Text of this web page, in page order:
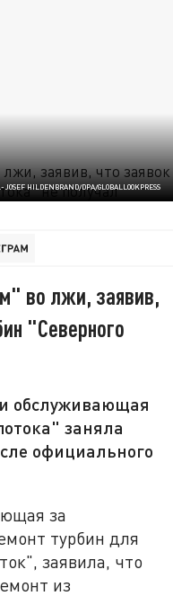
HILDENBRAND/DPA/GLOBALLOOKPRESS
во лжи, заявив,
"Северного
обслуживающая
заняла
официального
за
турбин для
заявила, что
из